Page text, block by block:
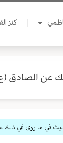
كنز
عن الصادق
في ما روي في ذلك